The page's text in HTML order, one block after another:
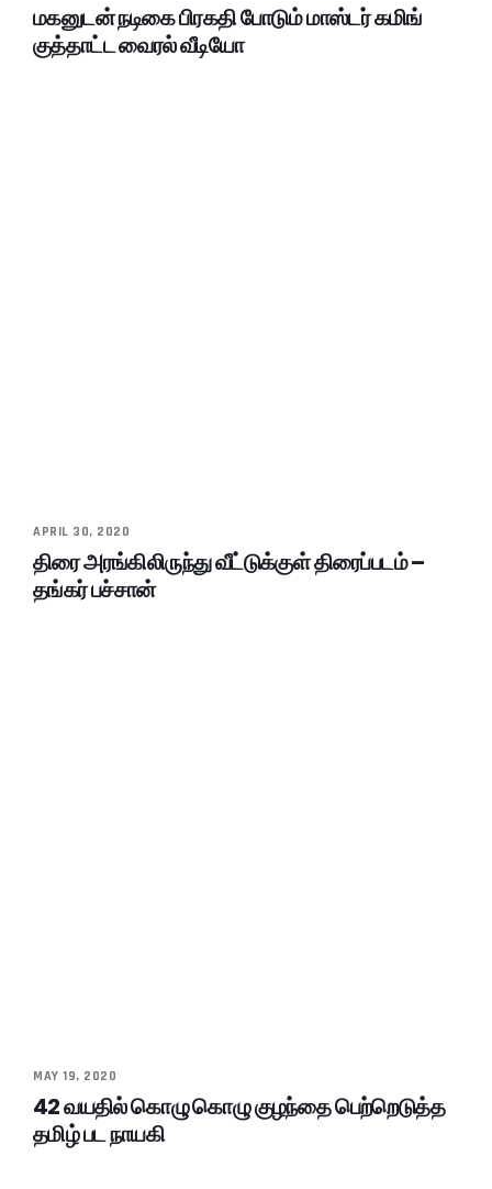
மகனுடன் நடிகை பிரகதி போடும் மாஸ்டர் கமிங்
குத்தாட்ட வைரல் வீடியோ
APRIL 30, 2020
திரை அரங்கிலிருந்து வீட்டுக்குள் திரைப்படம் –
தங்கர் பச்சான்
MAY 19, 2020
42 வயதில் கொழு கொழு குழந்தை பெற்றெடுத்த
தமிழ் பட நாயகி